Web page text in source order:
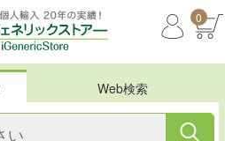
0
Web検索